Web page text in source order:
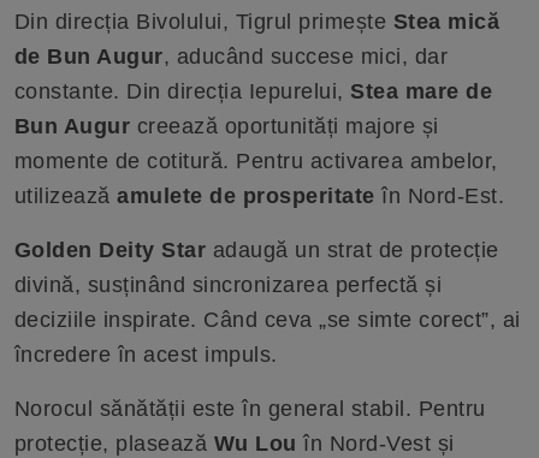
Din direcția Bivolului, Tigrul primește Stea mică
de Bun Augur, aducând succese mici, dar
constante. Din direcția Iepurelui, Stea mare de
Bun Augur creează oportunități majore și
momente de cotitură. Pentru activarea ambelor,
utilizeazăamulete de prosperitate în Nord-Est.
Golden Deity Star adaugă un strat de protecție
divină, susținând sincronizarea perfectă și
deciziile inspirate. Când ceva „se simte corect”, ai
încredere în acest impuls.
Norocul sănătății este în general stabil. Pentru
protecție, plasează Wu Lou în Nord-Vest și